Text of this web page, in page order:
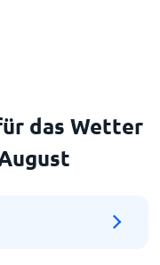
das Wetter